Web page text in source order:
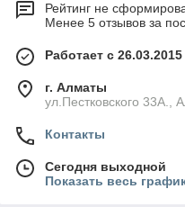
Рейтинг не
Менее 5 отзывов за
Работает с 26.03.2015
г. Алматы
ул.Пестковского 33А.,
Контакты
Сегодня выходной
Показать весь